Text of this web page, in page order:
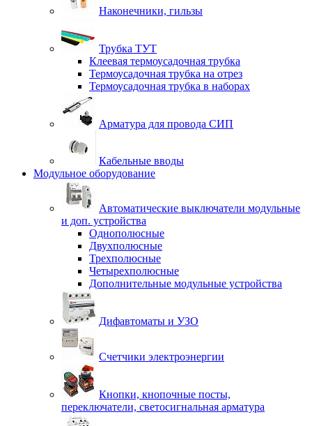
Наконечники, гильзы
Трубка ТУТ
Клеевая термоусадочная трубка
Термоусадочная трубка на отрез
Термоусадочная трубка в наборах
Арматура для провода СИП
Кабельные вводы
Модульное оборудование
Автоматические выключатели модульные
и доп. устройства
Однополюсные
Двухполюсные
Трехполюсные
Четырехполюсные
Дополнительные модульные устройства
Дифавтоматы и УЗО
Счетчики электроэнергии
Кнопки, кнопочные посты,
переключатели, светосигнальная арматура